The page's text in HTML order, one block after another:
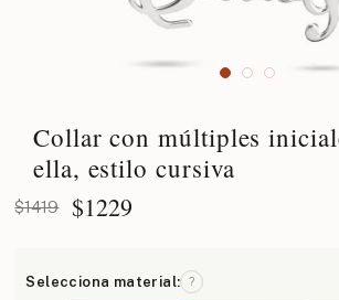
Collar con múltiples
ella, estilo cursiva
$1419 $1229
Selecciona material: ?